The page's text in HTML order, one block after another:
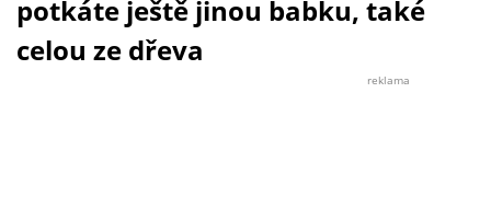
potkáte ještě jinou babku, také
celou ze dřeva
reklama